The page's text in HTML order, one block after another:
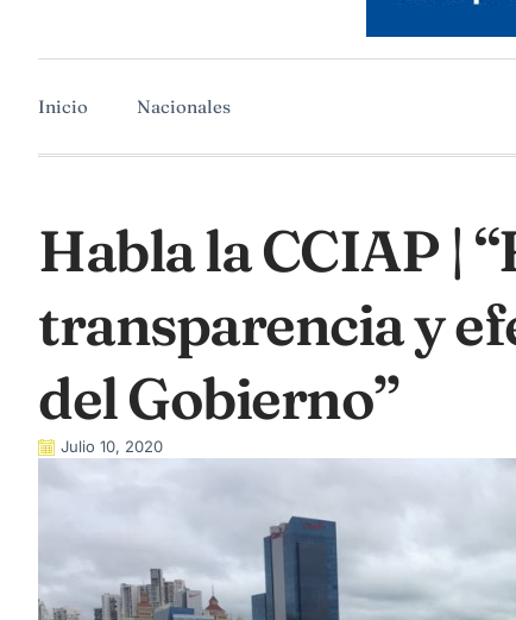
Inicio Nacionales
Habla la CCIAP |
transparencia y
del Gobierno”
Julio 10, 2020